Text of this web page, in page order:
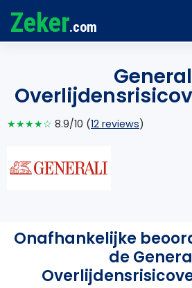
Zeker.com
★★★★☆ 8.9/10 (12 reviews)
Onafhankelijke
de